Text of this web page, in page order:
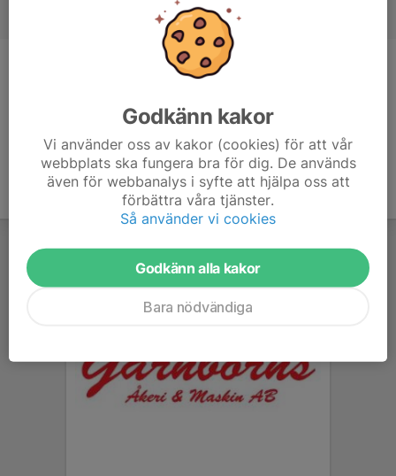
Tränare
Godkänn kakor
Vi använder oss av kakor (cookies) för att vår
webbplats ska fungera bra för dig. De används
även för webbanalys i syfte att hjälpa oss att
förbättra våra tjänster.
Så använder vi cookies
Godkänn alla kakor
Bara nödvändiga